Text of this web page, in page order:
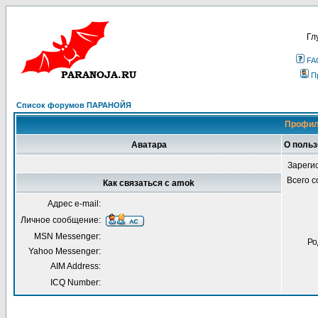
Список форумов ПАРАНОЙЯ
Аватара О
Всего
Как связаться с amok
Адрес e-mail:
Личное сообщение:
MSN Messenger:
Yahoo Messenger:
AIM Address:
ICQ Number: